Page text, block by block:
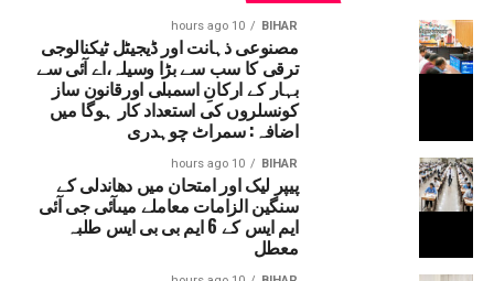
BIHAR
10 hours ago
مصنوعی ذہانت اور ڈیجیٹل ٹیکنالوجی
ترقی کا سب سے بڑا وسیلہ،اے آئی سے
بہار کے ارکانِ اسمبلی اورقانون ساز
کونسلروں کی استعداد کار ہوگا میں
اضافہ: سمراٹ چوہدری
BIHAR
10 hours ago
پیپر لیک اور امتحان میں دھاندلی کے
سنگین الزامات معاملے میںآئی جی آئی
ایم ایس کے 6 ایم بی بی ایس طلبہ
معطل